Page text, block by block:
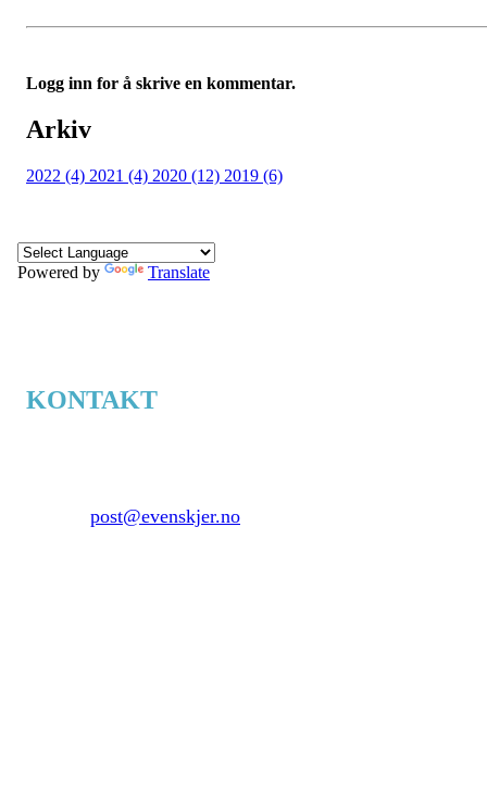
Logg inn for å skrive en kommentar.
Arkiv
2022 (4) 2021 (4) 2020 (12) 2019 (6)
Powered by Translate
KONTAKT
post@evenskjer.no